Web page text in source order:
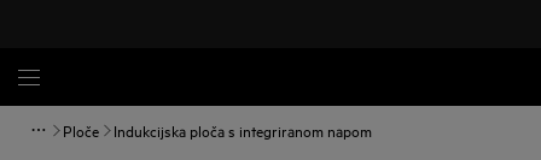
Ploče Indukcijska ploča s integriranom napom